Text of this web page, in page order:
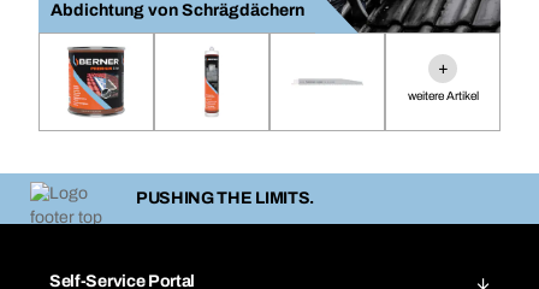
Abdichtung von Schrägdächern
+
weitere Artikel
PUSHING THE LIMITS.
Self-Service Portal